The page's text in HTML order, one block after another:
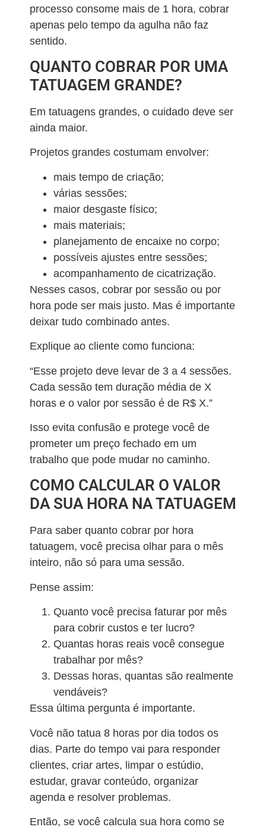
processo consome mais de 1 hora, cobrar
apenas pelo tempo da agulha não faz
sentido.
QUANTO COBRAR POR UMA
TATUAGEM GRANDE?
Em tatuagens grandes, o cuidado deve ser
ainda maior.
Projetos grandes costumam envolver:
mais tempo de criação;
várias sessões;
maior desgaste físico;
mais materiais;
planejamento de encaixe no corpo;
possíveis ajustes entre sessões;
acompanhamento de cicatrização.
Nesses casos, cobrar por sessão ou por
hora pode ser mais justo. Mas é importante
deixar tudo combinado antes.
Explique ao cliente como funciona:
“Esse projeto deve levar de 3 a 4 sessões.
Cada sessão tem duração média de X
horas e o valor por sessão é de R$ X.”
Isso evita confusão e protege você de
prometer um preço fechado em um
trabalho que pode mudar no caminho.
COMO CALCULAR O VALOR
DA SUA HORA NA TATUAGEM
Para saber quanto cobrar por hora
tatuagem, você precisa olhar para o mês
inteiro, não só para uma sessão.
Pense assim:
Quanto você precisa faturar por mês
para cobrir custos e ter lucro?
Quantas horas reais você consegue
trabalhar por mês?
Dessas horas, quantas são realmente
vendáveis?
Essa última pergunta é importante.
Você não tatua 8 horas por dia todos os
dias. Parte do tempo vai para responder
clientes, criar artes, limpar o estúdio,
estudar, gravar conteúdo, organizar
agenda e resolver problemas.
Então, se você calcula sua hora como se